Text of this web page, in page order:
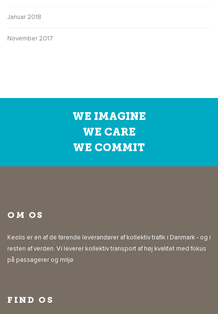
Januar 2018
November 2017
WE IMAGINE
WE CARE
WE COMMIT
OM OS
Keolis er en af de førende leverandører af kollektiv trafik i Danmark - og i
resten af verden. Vi leverer kollektiv transport af høj kvalitet med fokus
på passagerer og miljø.
FIND OS